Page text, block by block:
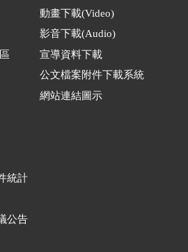
統計
公告
動畫下載(Video)
影音下載(Audio)
宣導資料下載
公文檔案附件下載系統
網站連結圖示